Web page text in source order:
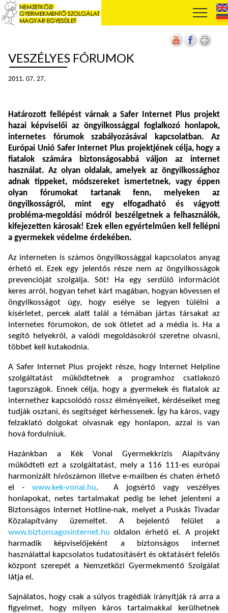
VESZÉLYES FÓRUMOK
2011. 07. 27.
Határozott fellépést várnak a Safer Internet Plus projekt
hazai képviselői az öngyilkossággal foglalkozó honlapok,
internetes fórumok szabályozásával kapcsolatban. Az
Európai Unió Safer Internet Plus projektjének célja, hogy a
fiatalok számára biztonságosabbá váljon az internet
használat. Az olyan oldalak, amelyek az öngyilkossághoz
adnak tippeket, módszereket ismertetnek, vagy éppen
olyan fórumokat tartanak fenn, melyeken az
öngyilkosságról, mint egy elfogadható és vágyott
probléma-megoldási módról beszélgetnek a felhasználók,
kifejezetten károsak! Ezek ellen egyértelműen kell fellépni
a gyermekek védelme érdekében.
Az interneten is számos öngyilkossággal kapcsolatos anyag
érhető el. Ezek egy jelentős része nem az öngyilkosságok
prevencióját szolgálja. Sőt! Ha egy serdülő információt
keres arról, hogyan tehet kárt magában, hogyan kövessen el
öngyilkosságot úgy, hogy esélye se legyen túlélni a
kísérletet, percek alatt talál a témában jártas társakat az
internetes fórumokon, de sok ötletet ad a média is. Ha a
segítő helyekről, a valódi megoldásokról szeretne olvasni,
többet kell kutakodnia.
A Safer Internet Plus projekt része, hogy Internet Helpline
szolgáltatást működtetnek a programhoz csatlakozó
tagországok. Ennek célja, hogy a gyermekek és fiatalok az
internethez kapcsolódó rossz élményeiket, kérdéseiket meg
tudják osztani, és segítséget kérhessenek. Így ha káros, vagy
felzaklató dolgokat olvasnak egy honlapon, azzal is van
hová fordulniuk.
Hazánkban a Kék Vonal Gyermekkrízis Alapítvány
működteti ezt a szolgáltatást, mely a 116 111-es európai
harmonizált hívószámon illetve e-mailben és chaten érhető
el - www.kek-vonal.hu. A jogsértő vagy veszélyes
honlapokat, netes tartalmakat pedig be lehet jelenteni a
Biztonságos Internet Hotline-nak, melyet a Puskás Tivadar
Közalapítvány üzemeltet. A bejelentő felület a
www.biztonsagosinternet.hu oldalon érhető el. A projekt
harmadik képviselőjeként a biztonságos internet
használattal kapcsolatos tudatosításért és oktatásért felelős
központ szerepét a Nemzetközi Gyermekmentő Szolgálat
látja el.
Sajnálatos, hogy csak a súlyos tragédiák irányítják rá arra a
figyelmet, hogy milyen káros tartalmakkal kerülhetnek